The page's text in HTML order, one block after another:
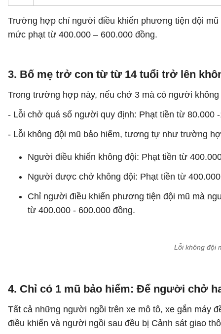
Trường hợp chỉ người điều khiển phương tiện đội
mức phạt từ 400.000 – 600.000 đồng.
3. Bố mẹ trở con từ từ 14 tuổi trở lên
Trong trường hợp này, nếu chở 3 mà có người
- Lỗi chở quá số người quy định: Phạt tiền từ 80.000
- Lỗi không đội mũ bảo hiểm, tương tự như trường
Người điều khiển không đội: Phạt tiền từ
Người được chở không đội: Phạt tiền từ
Chỉ người điều khiển phương tiện đội mũ mà
từ 400.000 - 600.000 đồng.
Lỗi không đội
4. Chỉ có 1 mũ bảo hiểm: Để người chở
Tất cả những người ngồi trên xe mô tô, xe gắn máy
điều khiển và người ngồi sau đều bị Cảnh sát giao